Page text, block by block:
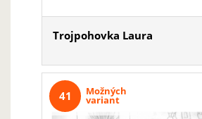
Trojpohovka Laura
Možných
variant
41